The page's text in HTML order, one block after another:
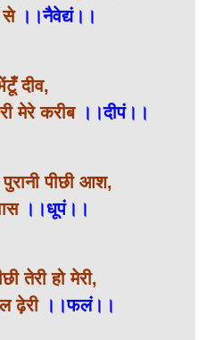
से ।।नैवेद्यं।।
दीव,
मेरे करीब ।।दीपं।।
पीछी आश,
।।धूपं।।
तेरी हो मेरी,
ढ़ेरी।।फलं।।